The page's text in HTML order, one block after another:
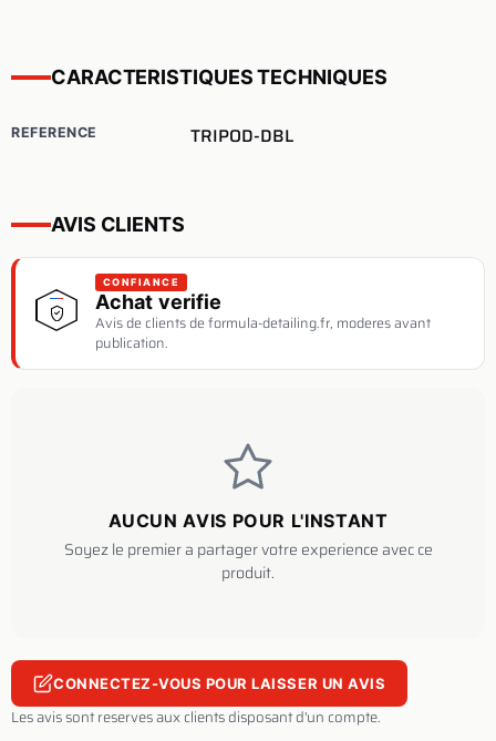
CARACTERISTIQUES TECHNIQUES
REFERENCE TRIPOD-DBL
AVIS CLIENTS
CONFIANCE
Achat verifie
Avis de clients de formula-detailing.fr, moderes avant
publication.
AUCUN AVIS POUR L'INSTANT
Soyez le premier a partager votre experience avec ce
produit.
CONNECTEZ-VOUS POUR LAISSER UN AVIS
Les avis sont reserves aux clients disposant d'un compte.